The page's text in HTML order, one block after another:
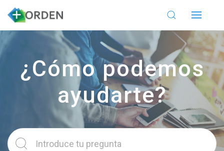
¿Cómo podemos
ayudarte?